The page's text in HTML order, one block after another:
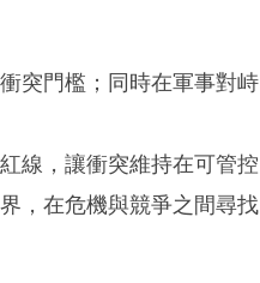
突門檻；同時在軍事對峙
線，讓衝突維持在可管控
，在危機與競爭之間尋找